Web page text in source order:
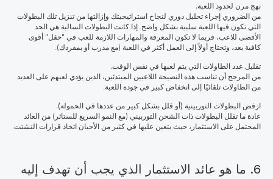
نهج مرن لحدود اللعبة.
من الضروري إجراء تحليل دوري لنجاح استراتيجيتك وإزالتها من تنزيل تلك البطولات
التي تكون فيها اللعبة سلبية بشكل واضح. إذا كانت البطولات السالبة هي الحد
الأقصى للاعب، فربما لا تكون المعرفة والمهارات اللازمة للعب في "حقل" أقوى
كافية بعد، وتحتاج أولاً إلى العمل أكثر في اللعبة (مع مدرب أو بمفردك).
تقليل عدد الطاولات التي يتم لعبها في نفس الوقت.
من المرجح أن تناسب هذه النصيحة اللاعبين المبتدئين، الذين يؤدي لعبهم على العديد
من الطاولات تلقائيًا إلى انخفاض كبير في جودة اللعبة.
ارفض البطولات التوربينية (أو قلل بشكل كبير من عددها في الحمولة).
عادة ما تقلل البطولات ذات الشحن التوربيني (مع النمو السريع للستائر) من العائد
المحتمل على الاستثمار، حيث يتعين عليها في كثير من الأحيان اتخاذ قرارات التشتت.
6. ما هو عائد الاستثمار الذي يجب أن تهدف إليه